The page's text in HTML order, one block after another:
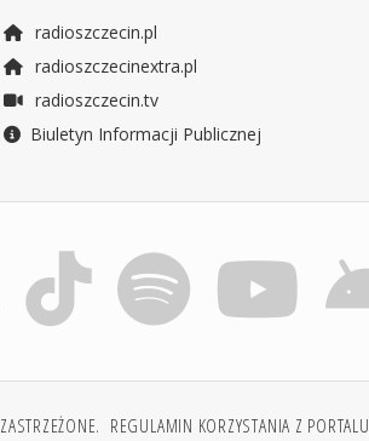
radioszczecin.pl
radioszczecinextra.pl
radioszczecin.tv
Biuletyn Informacji Publicznej
REGULAMIN KORZYSTANIA Z PORTALU